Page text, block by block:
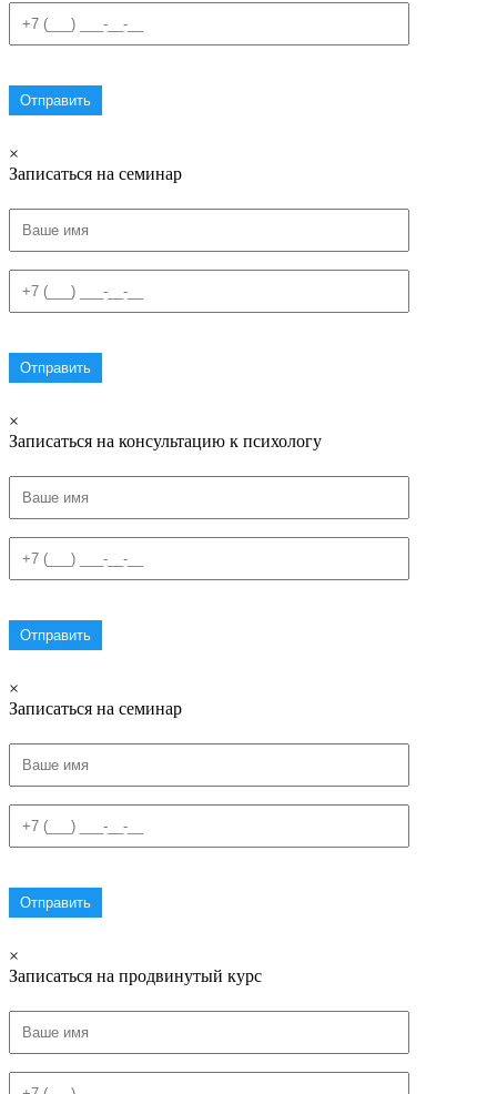
×
Записаться на семинар
×
Записаться на консультацию к психологу
×
Записаться на семинар
×
Записаться на продвинутый курс